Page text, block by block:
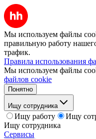
Мы используем файлы
правильную работу
трафик.
Правила использования
Мы используем файлы
файлов cookie
Понятно
Ищу сотрудника
Ищу работу
Ищу
Ищу сотрудника
Сервисы